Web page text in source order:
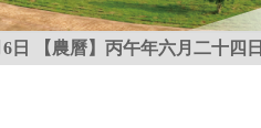
日 【農曆】丙午年六月二十四日